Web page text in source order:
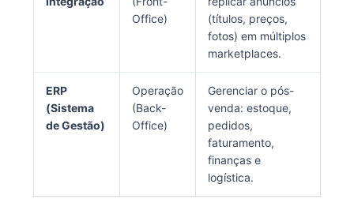
Office)
(títulos, preços,
fotos) em múltiplos
marketplaces.
ERP
(Sistema
de Gestão)
Operação
(Back-
Office)
Gerenciar o pós-
venda: estoque,
pedidos,
faturamento,
finanças e
logística.